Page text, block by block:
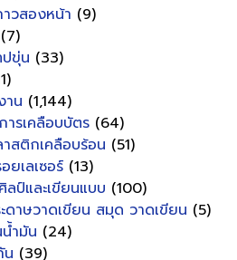
าวสองหน้า (9)
(7)
ปขุ่น (33)
น (1,144)
รเคลือบบัตร (64)
สติกเคลือบร้อน (51)
ยเลเซอร์ (13)
ป์และเขียนแบบ (100)
ดาษวาดเขียน สมุด วาดเขียน (5)
ำมัน (24)
(39)